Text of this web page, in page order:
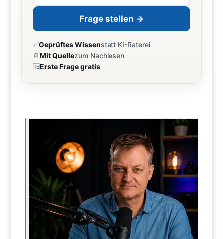
Frage stellen →
✅Geprüftes Wissenstatt KI-Raterei
📄Mit Quellezum Nachlesen
🆓Erste Frage gratis